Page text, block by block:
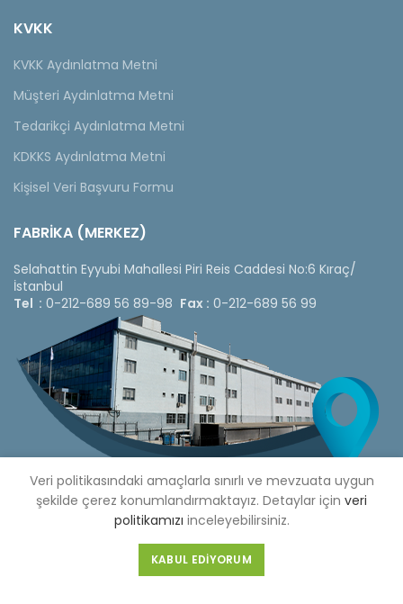
KVKK
KVKK Aydınlatma Metni
Müşteri Aydınlatma Metni
Tedarikçi Aydınlatma Metni
KDKKS Aydınlatma Metni
Kişisel Veri Başvuru Formu
FABRİKA (MERKEZ)
Selahattin Eyyubi Mahallesi Piri Reis Caddesi No:6 Kıraç/
İstanbul
Tel : 0-212-689 56 89-98 Fax : 0-212-689 56 99
Copyright © 2020 Çetinkaya Pano |Çetinkaya Pano Fiyat
Veri politikasındaki amaçlarla sınırlı ve mevzuata uygun
şekilde çerez konumlandırmaktayız. Detaylar için veri
politikamızı inceleyebilirsiniz.
KABUL EDIYORUM